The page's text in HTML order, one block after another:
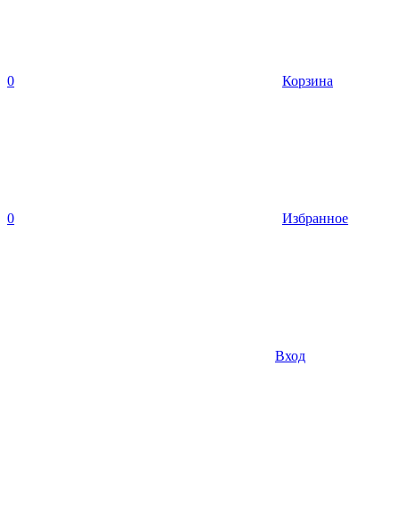
0 Корзина
0 Избранное
Вход